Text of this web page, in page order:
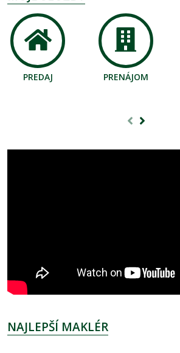
👉
Ak hľadáte profesionála,
predať alebo kúpiť
kontaktujte ma. Spoločne
riešenie a zabezpečíme
PREDAJ PRENÁJOM
NAJLEPŠÍ MAKLÉR